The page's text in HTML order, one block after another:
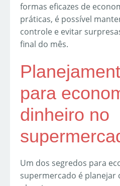
formas eficazes de
práticas, é possível
controle e evitar
final do mês.
para
dinheiro no
Um dos segredos para
supermercado é planejar